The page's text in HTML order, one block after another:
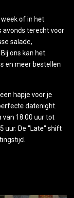
week of in het
avonds terecht voor
salade,
ons kan het.
en meer bestellen
hapje voor je
datenight.
van 18:00 uur tot
uur. De "Late" shift